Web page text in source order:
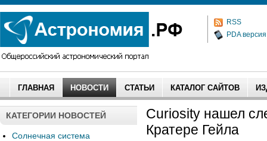
RSS
PDA версия
ГЛАВНАЯ НОВОСТИ СТАТЬИ КАТАЛОГ САЙТОВ
КАТЕГОРИИ НОВОСТЕЙ
Солнечная система
Curiosity нашел
Кратере Гейла